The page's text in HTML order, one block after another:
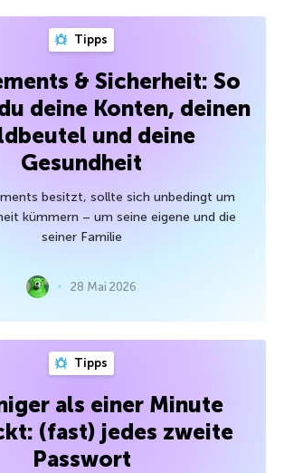
Tipps
& Sicherheit: So
deine Konten, deinen
und deine
Gesundheit
besitzt, sollte sich unbedingt um
kümmern – um seine eigene und die
seiner Familie
28 Mai 2026
Tipps
als einer Minute
(fast) jedes zweite
Passwort